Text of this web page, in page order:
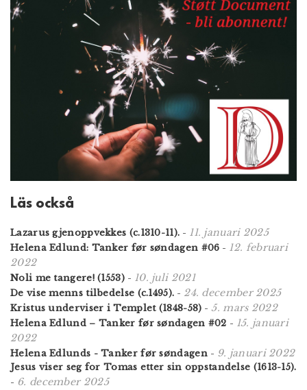
Läs också
Lazarus gjenoppvekkes (c.1310-11). - 11. januari 2025
Helena Edlund: Tanker før søndagen #06 - 12. februari
2022
Noli me tangere! (1553)- 10. juli 2021
De vise menns tilbedelse (c.1495). - 24. december 2025
Kristus underviser i Templet (1848-58) -5. mars 2022
Helena Edlund – Tanker før søndagen #02 - 15. januari
2022
Helena Edlunds - Tanker før søndagen- 9. januari 2022
Jesus viser seg for Tomas etter sin oppstandelse (1613-15).
- 6. december 2025